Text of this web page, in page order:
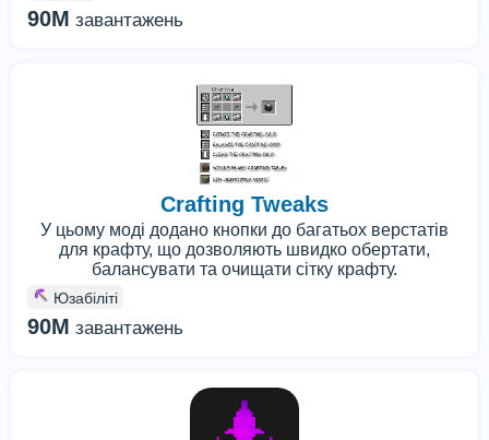
90M завантажень
Crafting Tweaks
У цьому моді додано кнопки до багатьох верстатів
для крафту, що дозволяють швидко обертати,
балансувати та очищати сітку крафту.
Юзабіліті
90M завантажень